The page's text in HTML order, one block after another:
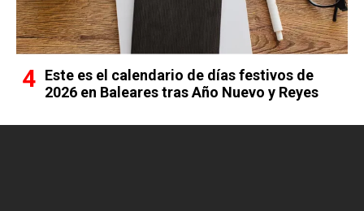
Este es el calendario de días festivos de
2026 en Baleares tras Año Nuevo y Reyes